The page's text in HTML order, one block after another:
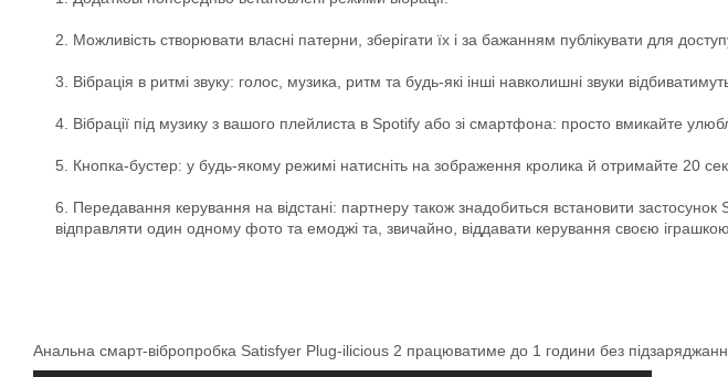
Можливість створювати власні патерни, зберігати їх і за бажанням публікувати для
Вібрація в ритмі звуку: голос, музика, ритм та будь-які інші навколишні звуки
Вібрації під музику з вашого плейлиста в Spotify або зі смартфона: просто вмикайте
Кнопка-бустер: у будь-якому режимі натисніть на зображення кролика й отримайте 20
Передавання керування на відстані: партнеру також знадобиться встановити
відправляти один одному фото та емоджі та, звичайно, віддавати керування своєю
Анальна смарт-вібропробка Satisfyer Plug-ilicious 2 працюватиме до 1 години без